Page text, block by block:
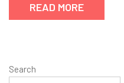
READ MORE
Search